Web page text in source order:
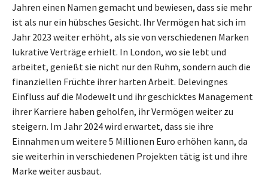
Jahren einen Namen gemacht und bewiesen, dass sie mehr
ist als nur ein hübsches Gesicht. Ihr Vermögen hat sich im
Jahr 2023 weiter erhöht, als sie von verschiedenen Marken
lukrative Verträge erhielt. In London, wo sie lebt und
arbeitet, genießt sie nicht nur den Ruhm, sondern auch die
finanziellen Früchte ihrer harten Arbeit. Delevingnes
Einfluss auf die Modewelt und ihr geschicktes Management
ihrer Karriere haben geholfen, ihr Vermögen weiter zu
steigern. Im Jahr 2024 wird erwartet, dass sie ihre
Einnahmen um weitere 5 Millionen Euro erhöhen kann, da
sie weiterhin in verschiedenen Projekten tätig ist und ihre
Marke weiter ausbaut.